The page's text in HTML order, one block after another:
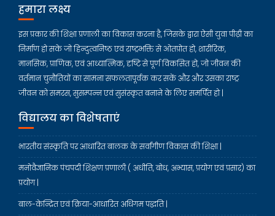
हमारा लक्ष्य
इस प्रकार की शिक्षा प्रणाली का विकास करना है, जिसके द्वारा ऐसी युवा पीढ़ी का
निर्माण हो सके जो हिन्दुत्वनिष्ठ एवं राष्ट्रभक्ति से ओतप्रोत हो, शारीरिक,
मानसिक, प्राणिक, एवं आध्यात्मिक, दृष्टि से पूर्ण विकसित हो, जो जीवन की
वर्तमान चुनौतियों का सामना सफलतापूर्वक कर सकें और और उसका राष्ट्र
जीवन को समरस, सुसम्पन्न एवं सुसंस्कृत बनाने के लिए समर्पित हो |
विद्यालय का विशेषताएं
भारतीय संस्कृति पर आधारित बालक के सर्वांगीण विकास की शिक्षा |
मनोवैज्ञानिक पंचपदी शिक्षण प्रणाली ( अधीति, बोध, अभ्यास, प्रयोग एवं प्रसार) का
प्रयोग |
बाल-केन्द्रित एवं क्रिया-आधारित अधिगम पद्धति |